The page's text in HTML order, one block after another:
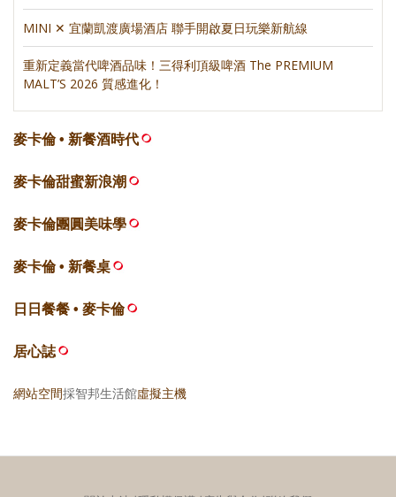
MINI ✕ 宜蘭凱渡廣場酒店 聯手開啟夏日玩樂新航線
重新定義當代啤酒品味！三得利頂級啤酒 The PREMIUM
MALT’S 2026 質感進化！
麥卡倫 • 新餐酒時代
麥卡倫甜蜜新浪潮
麥卡倫團圓美味學
麥卡倫 • 新餐桌
日日餐餐 • 麥卡倫
居心誌
網站空間採智邦生活館虛擬主機